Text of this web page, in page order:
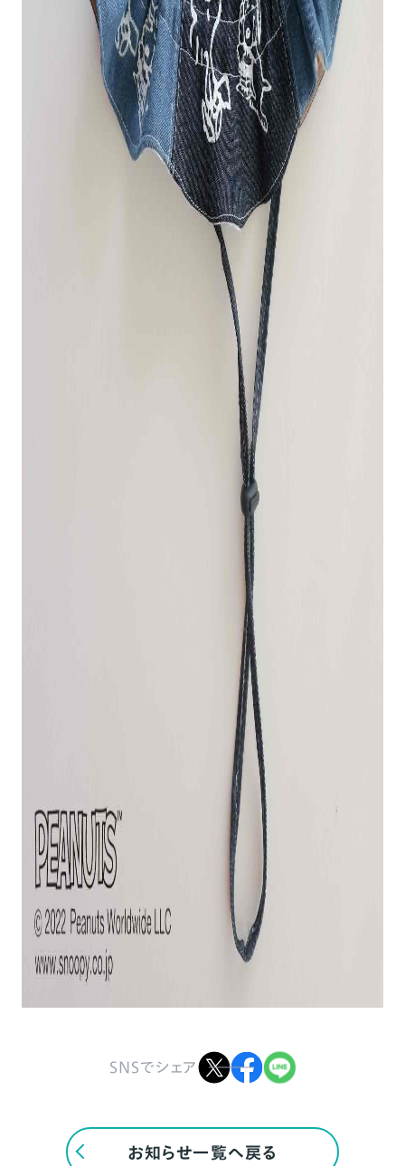
SNSでシェア
お知らせ一覧へ戻る